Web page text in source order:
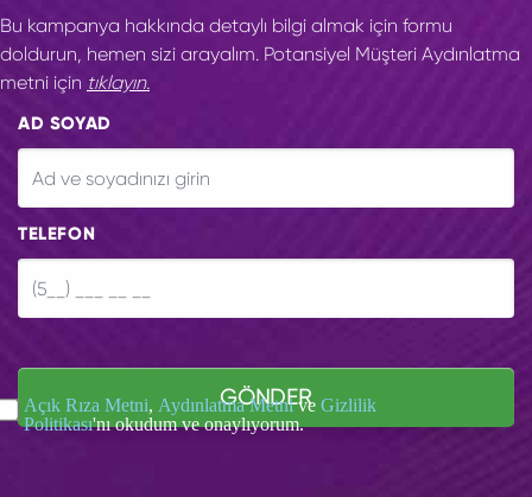
Bu kampanya hakkında detaylı bilgi almak için formu
doldurun, hemen sizi arayalım. Potansiyel Müşteri Aydınlatma
metni için tıklayın.
AD SOYAD
TELEFON
GÖNDER
Açık Rıza Metni, Aydınlatma Metnive Gizlilik
Politikası'nı okudum ve onaylıyorum.